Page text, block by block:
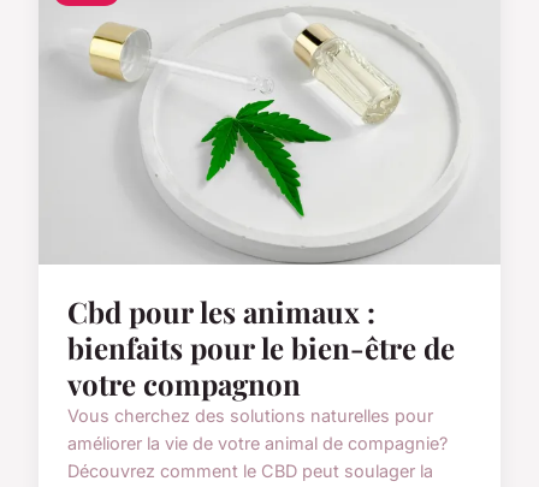
Cbd pour les animaux :
bienfaits pour le bien-être de
votre compagnon
Vous cherchez des solutions naturelles pour
améliorer la vie de votre animal de compagnie?
Découvrez comment le CBD peut soulager la